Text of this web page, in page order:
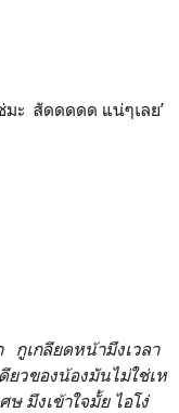
มะ สัดดดดด แน่ๆเลย’
กลียดหน้ามึงเวลา
วของน้องมันไม่ใช่เห
มึงเข้าใจมั้ย ไอโง่